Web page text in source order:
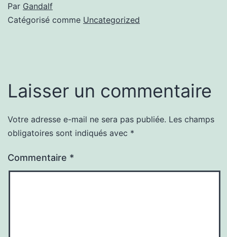
Par Gandalf
Catégorisé comme Uncategorized
Laisser un commentaire
Votre adresse e-mail ne sera pas publiée. Les champs
obligatoires sont indiqués avec *
Commentaire *